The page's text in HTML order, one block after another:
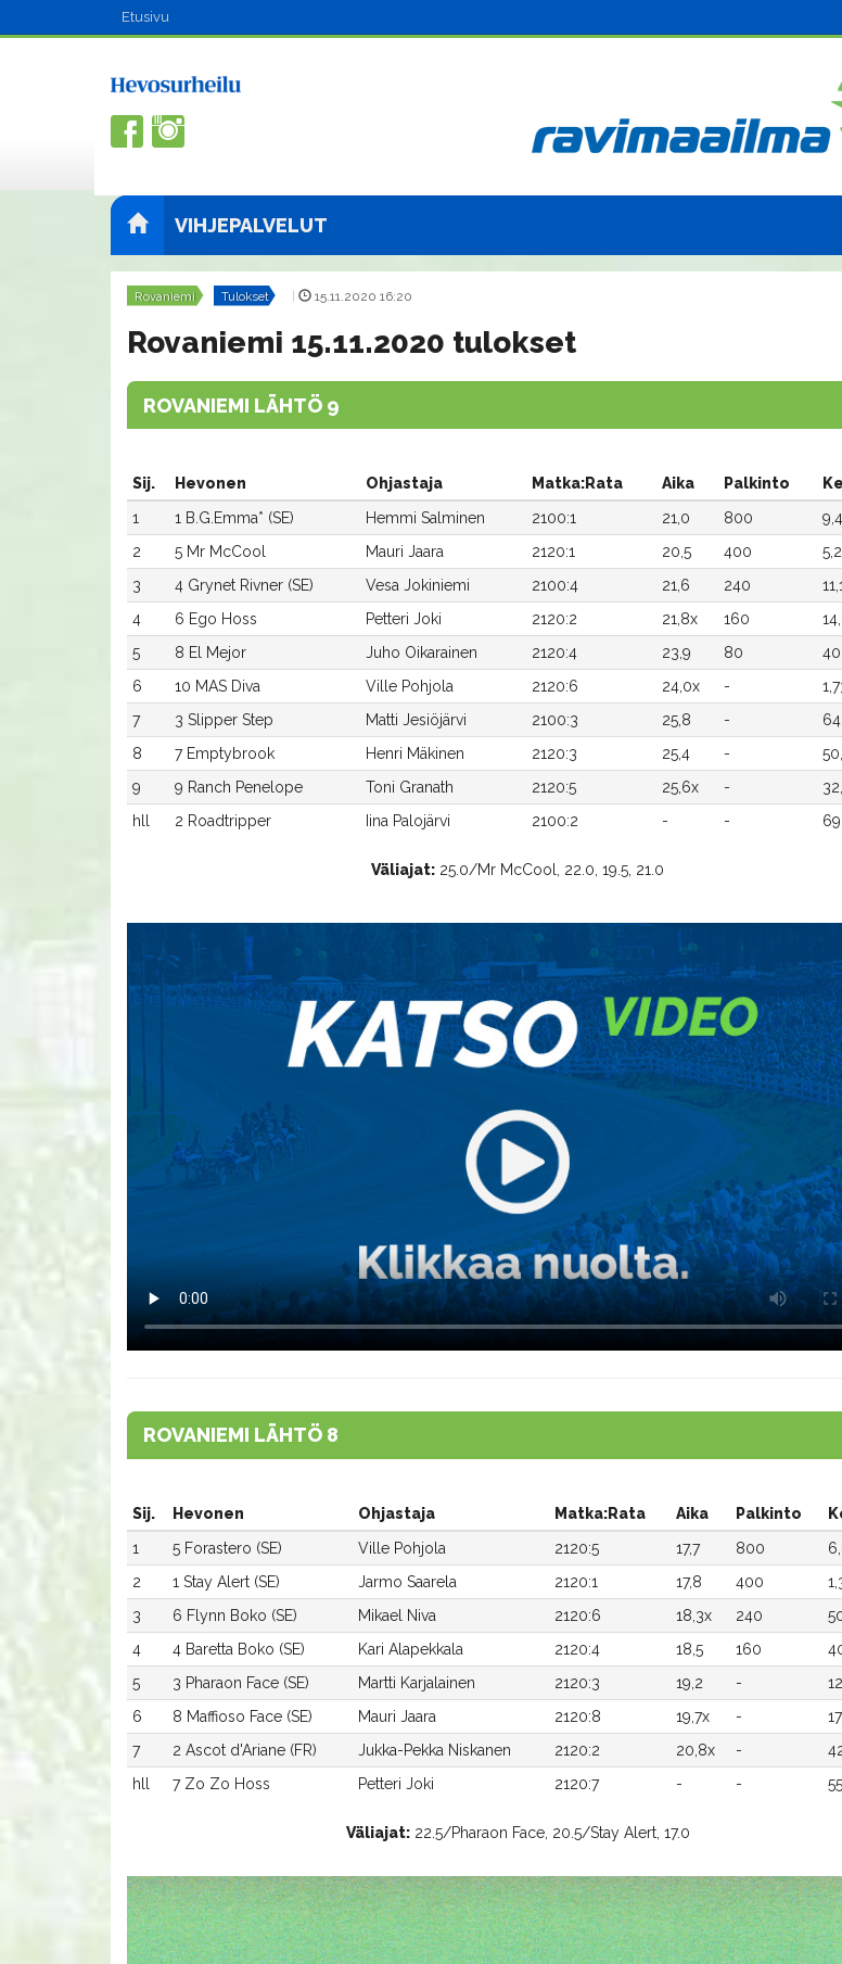
Etusivu
VIHJEPALVELUT
Rovaniemi Tulokset 15.11.2020 16:20
Rovaniemi 15.11.2020 tulokset
ROVANIEMI LÄHTÖ 9
Sij. Hevonen Ohjastaja Matka:Rata Aika Palkinto
1
1 B.G.Emma* (SE) Hemmi Salminen 2100:1 21,0 800
2
5 Mr McCool Mauri Jaara 2120:1 20,5 400
3
4 Grynet Rivner (SE) Vesa Jokiniemi 2100:4 21,6 240
4
6 Ego Hoss Petteri Joki 2120:2 21,8x 160
5
8 El Mejor Juho Oikarainen 2120:4 23,9 80
6
10 MAS Diva Ville Pohjola 2120:6 24,0x -
7
3 Slipper Step Matti Jesiöjärvi 2100:3 25,8 -
8
7 Emptybrook Henri Mäkinen 2120:3 25,4 -
9
9 Ranch Penelope Toni Granath 2120:5 25,6x -
hll
2 Roadtripper Iina Palojärvi 2100:2 - -
Väliajat: 25.0/Mr McCool, 22.0, 19.5, 21.0
ROVANIEMI LÄHTÖ 8
Sij. Hevonen Ohjastaja Matka:Rata Aika Palkinto
1
5 Forastero (SE) Ville Pohjola 2120:5 17,7 800
2
1 Stay Alert (SE) Jarmo Saarela 2120:1 17,8 400
3
6 Flynn Boko (SE) Mikael Niva 2120:6 18,3x 240
4
4 Baretta Boko (SE) Kari Alapekkala 2120:4 18,5 160
5
3 Pharaon Face (SE) Martti Karjalainen 2120:3 19,2 -
6
8 Maffioso Face (SE) Mauri Jaara 2120:8 19,7x -
7
2 Ascot d'Ariane (FR) Jukka-Pekka Niskanen 2120:2 20,8x -
hll
7 Zo Zo Hoss Petteri Joki 2120:7 - -
Väliajat:22.5/Pharaon Face, 20.5/Stay Alert, 17.0